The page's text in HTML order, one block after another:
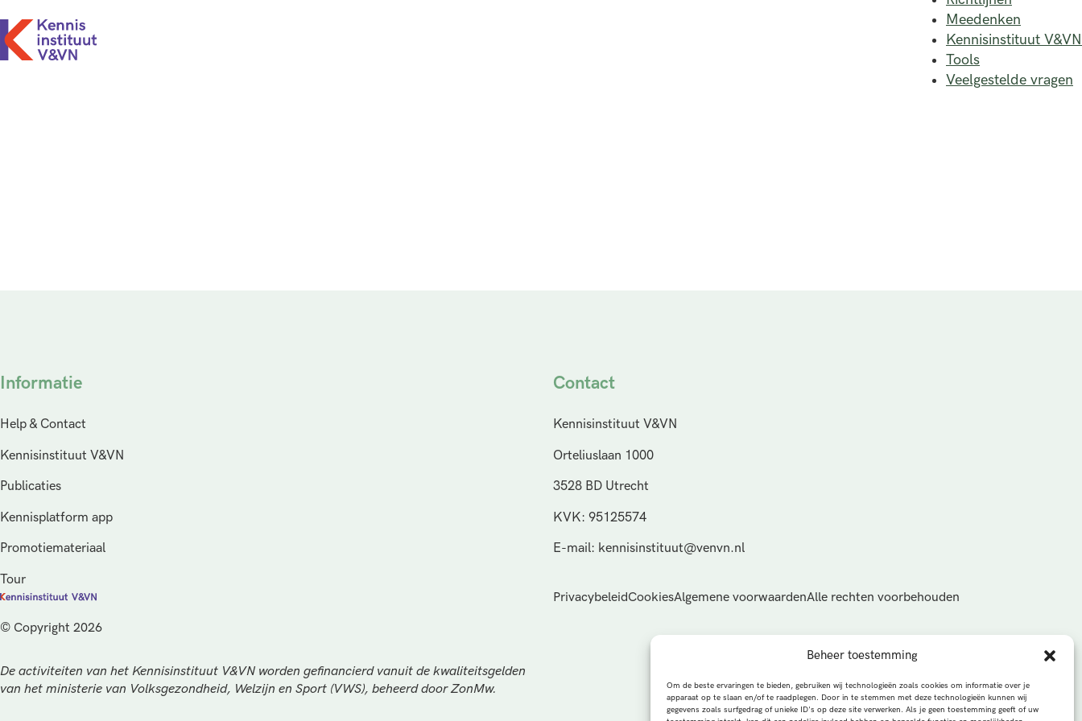
Beheer toestemming
Om de beste ervaringen te bieden, gebruiken wij technologieën zoals cookies om informatie over je
apparaat op te slaan en/of te raadplegen. Door in te stemmen met deze technologieën kunnen wij
gegevens zoals surfgedrag of unieke ID's op deze site verwerken. Als je geen toestemming geeft of uw
Meedenken
Kennisinstituut V&VN
Tools
Veelgestelde vragen
Informatie
Help & Contact
Kennisinstituut V&VN
Publicaties
Kennisplatform app
Promotiemateriaal
Tour
Contact
Kennisinstituut V&VN
Orteliuslaan 1000
3528 BD Utrecht
KVK: 95125574
E-mail: kennisinstituut@venvn.nl
© Copyright 2026
De activiteiten van het Kennisinstituut V&VN worden gefinancierd vanuit de kwaliteitsgelden
van het ministerie van Volksgezondheid, Welzijn en Sport (VWS), beheerd door ZonMw.
PrivacybeleidCookiesAlgemene voorwaardenAlle rechten voorbehouden